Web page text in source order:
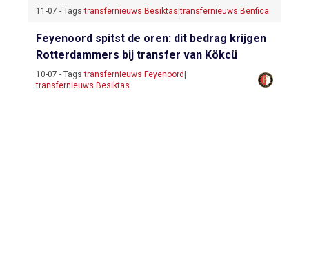
11-07 - Tags:transfernieuws Besiktas |transfernieuws Benfica
Feyenoord spitst de oren: dit bedrag krijgen
Rotterdammers bij transfer van Kökcü
10-07 - Tags:transfernieuws Feyenoord
transfernieuws Besiktas